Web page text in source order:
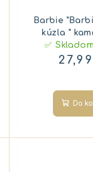
Barbie
kúzla "
✅
Do